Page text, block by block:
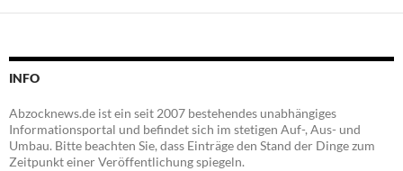
INFO
Abzocknews.de ist ein seit 2007 bestehendes unabhängiges
Informationsportal und befindet sich im stetigen Auf-, Aus- und
Umbau. Bitte beachten Sie, dass Einträge den Stand der Dinge zum
Zeitpunkt einer Veröffentlichung spiegeln.